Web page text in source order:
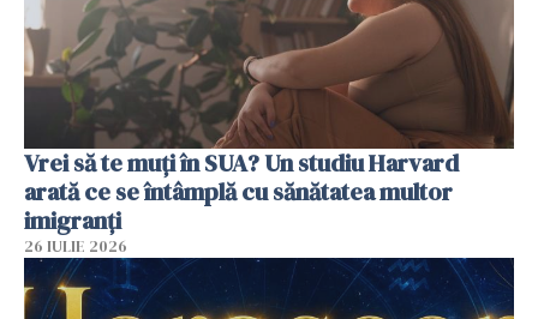
Vrei să te muți în SUA? Un studiu Harvard
arată ce se întâmplă cu sănătatea multor
imigranți
26 IULIE 2026